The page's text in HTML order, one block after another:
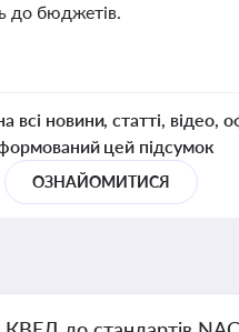
до бюджетів.
новини, статті, відео,
цей підсумок
ОЗНАЙОМИТИСЯ